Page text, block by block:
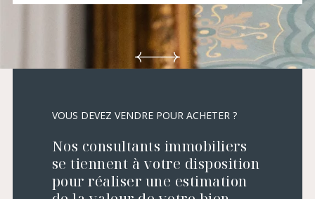
VOUS DEVEZ VENDRE POUR ACHETER ?
Nos consultants immobiliers
se tiennent à votre disposition
pour réaliser une estimation